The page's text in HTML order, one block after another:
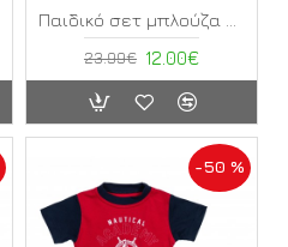
12.00€
23.99€
-50 %